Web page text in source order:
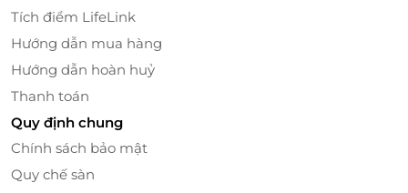
Tích điểm LifeLink
Hướng dẫn mua hàng
Hướng dẫn hoàn huỷ
Thanh toán
Quy định chung
Chính sách bảo mật
Quy chế sàn